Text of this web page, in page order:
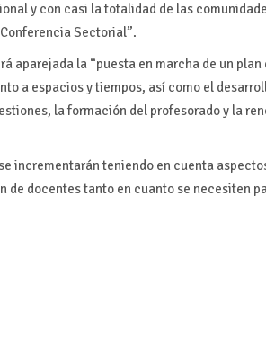
y con casi la totalidad de las
Sectorial”.
aparejada la “puesta en marcha de un plan
a espacios y tiempos, así como el
la formación del profesorado y la
incrementarán teniendo en cuenta
de docentes tanto en cuanto se necesiten